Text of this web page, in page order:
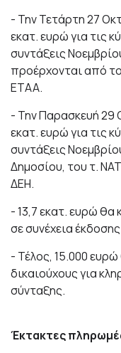
- Την Τετάρτη 27
εκατ. ευρώ για τις
συντάξεις
προέρχονται από
ΕΤΑΑ.
- Την Παρασκευή 29
εκατ. ευρώ για τις
συντάξεις
Δημοσίου, του τ.
ΔΕΗ.
- 13,7 εκατ. ευρώ θα
σε συνέχεια
- Τέλος, 15.000
δικαιούχους για
σύνταξης.
Έκτακτες